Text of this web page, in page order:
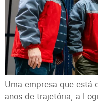
Uma empresa que está
anos de trajetória, a